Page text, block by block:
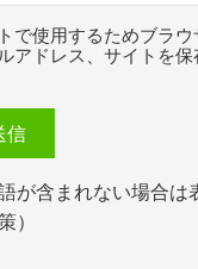
で使用するためブラウ
アドレス、サイトを保
が含まれない場合は
）